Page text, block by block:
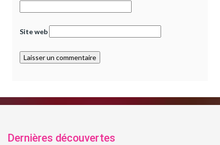
Site web
Dernières découvertes